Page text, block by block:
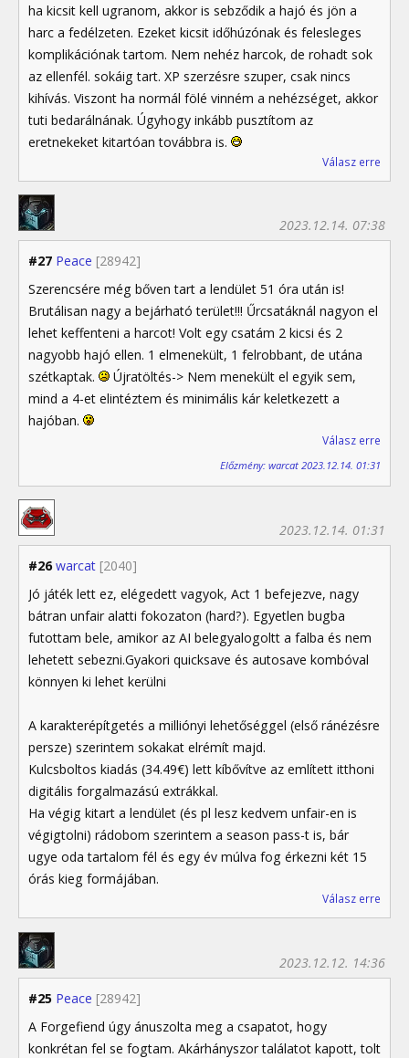
ha kicsit kell ugranom, akkor is sebződik a hajó és jön a
harc a fedélzeten. Ezeket kicsit időhúzónak és felesleges
komplikációnak tartom. Nem nehéz harcok, de rohadt sok
az ellenfél. sokáig tart. XP szerzésre szuper, csak nincs
kihívás. Viszont ha normál fölé vinném a nehézséget, akkor
tuti bedarálnának. Úgyhogy inkább pusztítom az
eretnekeket kitartóan továbbra is.
Válasz erre
#27 Peace [28942]
2023.12.14. 07:38
Szerencsére még bőven tart a lendület 51 óra után is!
Brutálisan nagy a bejárható terület!!! Űrcsatáknál nagyon el
lehet keffenteni a harcot! Volt egy csatám 2 kicsi és 2
nagyobb hajó ellen. 1 elmenekült, 1 felrobbant, de utána
szétkaptak.
Újratöltés-> Nem menekült el egyik sem,
mind a 4-et elintéztem és minimális kár keletkezett a
hajóban.
Válasz erre
Előzmény: warcat 2023.12.14. 01:31
#26 warcat [2040]
2023.12.14. 01:31
Jó játék lett ez, elégedett vagyok, Act 1 befejezve, nagy
bátran unfair alatti fokozaton (hard?). Egyetlen bugba
futottam bele, amikor az AI belegyalogoltt a falba és nem
lehetett sebezni.Gyakori quicksave és autosave kombóval
könnyen ki lehet kerülni
A karakterépítgetés a milliónyi lehetőséggel (első ránézésre
persze) szerintem sokakat elrémít majd.
Kulcsboltos kiadás (34.49€) lett kíbővítve az említett itthoni
digitális forgalmazású extrákkal.
Ha végig kitart a lendület (és pl lesz kedvem unfair-en is
végigtolni) rádobom szerintem a season pass-t is, bár
ugye oda tartalom fél és egy év múlva fog érkezni két 15
órás kieg formájában.
Válasz erre
#25 Peace [28942]
2023.12.12. 14:36
A Forgefiend úgy ánuszolta meg a csapatot, hogy
konkrétan fel se fogtam. Akárhányszor találatot kapott, tolt